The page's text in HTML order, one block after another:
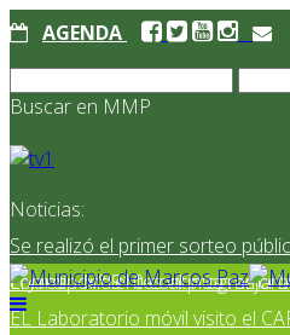
AGENDA
Buscar en MMP
Noticias:
Se realizó el primer sorteo
correspondientes al programa
El Jardín N° 910 continúa
EL Laboratorio móvil visito el